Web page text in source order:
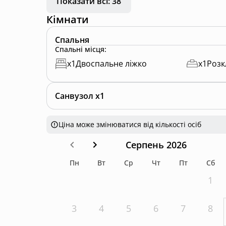
• Водоспад Кам’янка – мальовниче місце, яке
• Тустань – середньовічна наскельна
неймовірними краєвидами.
• Річка Стрий – ідеальне місце для
Кімнати
Спальня
Спальні місця:
x1Двоспальне ліжко x1
Санвузол x1
Ціна може змінюватися від кількості осіб
Серпень 2026
Пн Вт Ср Чт Пт Сб
1
3 4 5 6 7 8